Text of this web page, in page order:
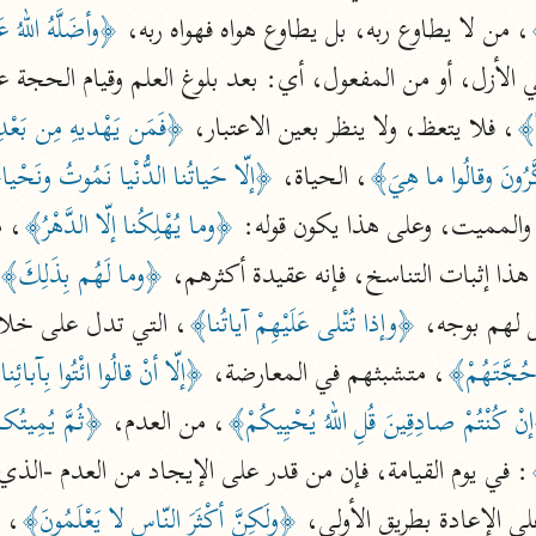
نحو ١١ مجلدًا
التسهيل لعلوم التنزيل
ابن جُزَيّ (٧٤١ هـ)
نحو ٣ مجلدات
موسوعات
روح المعاني
الآلوسي (١٢٧٠ هـ)
نحو ٢٨ مجلدًا
مفاتيح الغيب
فخر الدين الرازي (٦٠٦ هـ)
نحو ٢٤ مجلدًا
، من لا يطاوع ربه، بل يطاوع هواه فهواه ربه، ﴿وأضَلَّهُ
أو من المفعول، أي: بعد بلوغ العلم وقيام الحجة
، فلا يتعظ، ولا ينظر بعين الاعتبار، ﴿فَمَن يَهْديهِ مِن بَعْدِ
وقالُوا ما هِيَ﴾، الحياة، ﴿إلّا حَياتُنا الدُّنْيا نَمُوتُ
وعلى هذا يكون قوله: ﴿وما يُهْلِكُنا إلّا الدَّهْرُ﴾
إثبات التناسخ، فإنه عقيدة أكثرهم، ﴿وما لَهُم بِذَلِكَ﴾
لهم بوجه، ﴿وإذا تُتْلى عَلَيْهِمْ آياتُنا﴾، التي تدل على
، متشبثهم في المعارضة، ﴿إلّا أنْ قالُوا ائْتُوا
كُنْتُمْ صادِقِينَ قُلِ اللهُ يُحْيِيكُمْ﴾، من العدم، ﴿ثُمَّ
الإعادة بطريق الأولى، ﴿ولَكِنَّ أكْثَرَ النّاسِ لا يَعْلَمُونَ﴾